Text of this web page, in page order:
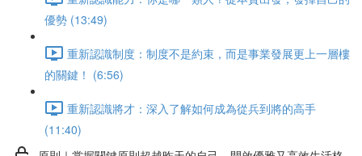
優勢 (13:49)
重新認識制度：制度不是約束，而是事業發展更上一層樓
的關鍵！ (6:56)
重新認識將才：深入了解如何成為從兵到將的高手
(11:40)